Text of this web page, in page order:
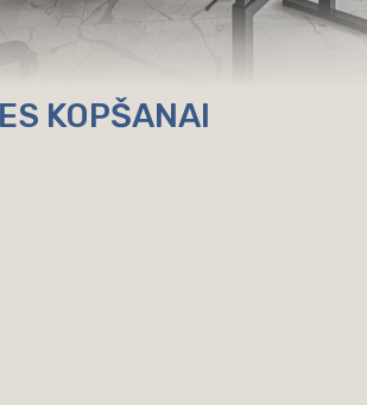
KOPŠANAI